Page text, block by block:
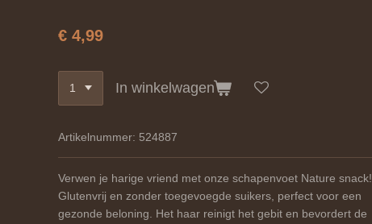
€ 4,99
In winkelwagen
Artikelnummer: 524887
Verwen je harige vriend met onze schapenvoet Nature snack!
Glutenvrij en zonder toegevoegde suikers, perfect voor een
gezonde beloning. Het haar reinigt het gebit en bevordert de